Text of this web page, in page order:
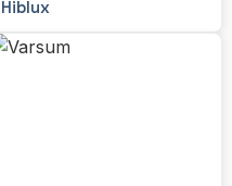
Hiblux